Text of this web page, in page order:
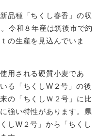
品種「ちくし春香」の収
令和８年産は筑後市で約
の生産を見込んでいま
用される硬質小麦であ
る「ちくしW２号」の後
の「ちくしＷ２号」に比
強い特性があります。県
しW２号」から「ちくし